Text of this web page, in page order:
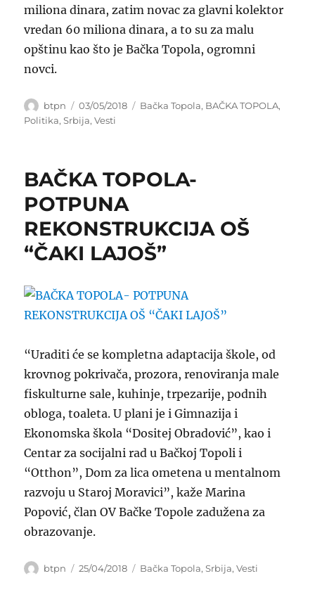
miliona dinara, zatim novac za glavni kolektor
vredan 60 miliona dinara, a to su za malu
opštinu kao što je Bačka Topola, ogromni
novci.
Author
btpn
Posted
on
03/05/2018 Categories
Bačka Topola, BAČKA TOPOLA,
Politika,Srbija,Vesti
BAČKA TOPOLA-
POTPUNA
REKONSTRUKCIJA OŠ
“ČAKI LAJOŠ”
“Uraditi će se kompletna adaptacija škole, od
krovnog pokrivača, prozora, renoviranja male
fiskulturne sale, kuhinje, trpezarije, podnih
obloga, toaleta. U plani je i Gimnazija i
Ekonomska škola “Dositej Obradović”, kao i
Centar za socijalni rad u Bačkoj Topoli i
“Otthon”, Dom za lica ometena u mentalnom
razvoju u Staroj Moravici”, kaže Marina
Popović, član OV Bačke Topole zadužena za
obrazovanje.
Author
btpn
Posted
25/04/2018 Categories
Bačka Topola,Srbija,Vesti